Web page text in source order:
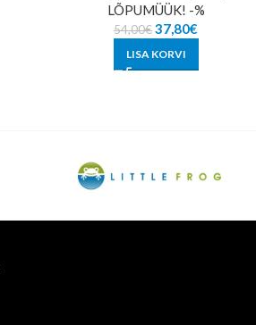
LÕPUMÜÜK! -%
54,00€37,80€
LISA KORVI